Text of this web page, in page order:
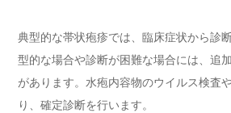
典型的な帯状疱疹では、臨床症状から診
型的な場合や診断が困難な場合には、追
があります。水疱内容物のウイルス検査
り、確定診断を行います。